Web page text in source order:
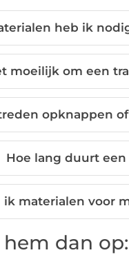
heb ik
moeilijk om een
opknappen
Hoe lang duurt
ik materialen voor
dan op: